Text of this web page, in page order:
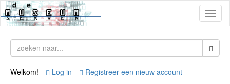
Welkom! Log in Registreer een nieuw account